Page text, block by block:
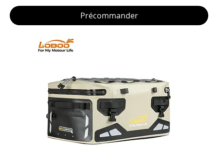
Précommander